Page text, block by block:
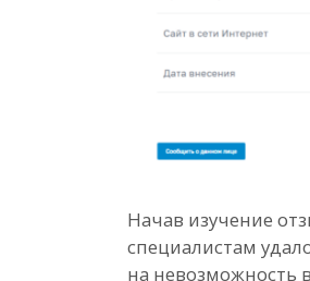
Начав изучение
специалистам
на невозможность